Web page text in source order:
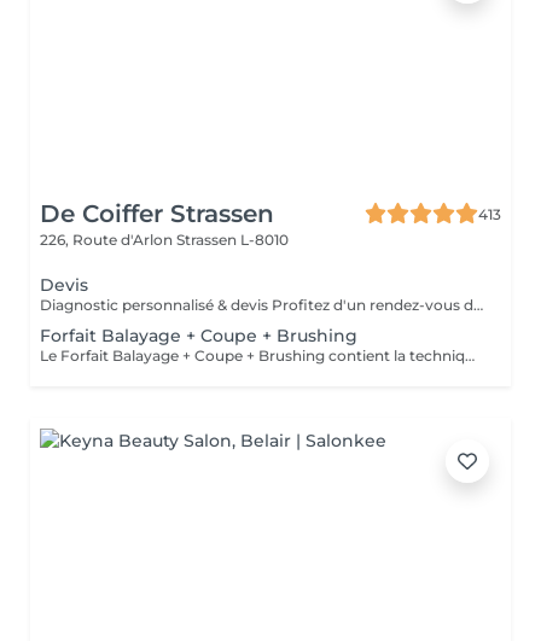
De Coiffer Strassen
413
226, Route d'Arlon Strassen L-8010
Devis
Diagnostic personnalisé & devis Profitez d'un rendez-vous dédié pour échanger sur votre projet, recevoir des conseils personnalisés et obtenir un devis sur mesure. Le montant du rendez-vous sera déduit lors de la réalisation de votre prestation.
Forfait Balayage + Coupe + Brushing
Le Forfait Balayage + Coupe + Brushing contient la technique Balayage, un coulage (pour donner le bon reflet au Balayage), Olaplex, une Coupe et un Brushing. Dépendant de la quantité de produit utilisée ou de la longueur des cheveux, le prix peut varier. En cas de questions veuillez appeler au +352 26 35 02 89.